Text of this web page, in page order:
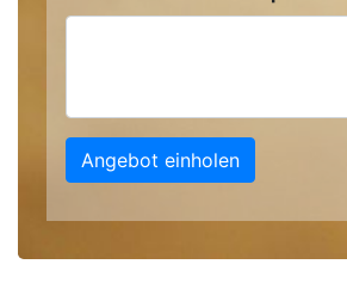
Angebot einholen